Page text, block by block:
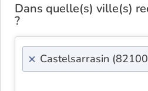
Dans quelle(s) ville(s)
?
× Castelsarrasin